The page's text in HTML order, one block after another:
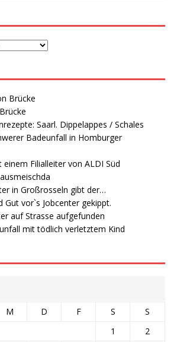
Brücke
Saarl. Dippelappes / Schales
Badeunfall in Homburger
einem Filialleiter von ALDI Süd
in Großrosseln gibt der…
Gut vor`s Jobcenter gekippt.
auf Strasse aufgefunden
mit tödlich verletztem Kind
M D F S
S
1
2